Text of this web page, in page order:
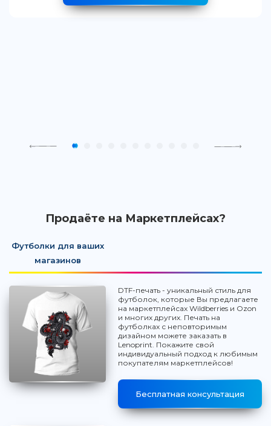
Продаёте на Маркетплейсах?
Футболки для ваших
магазинов
DTF-печать - уникальный стиль для
футболок, которые Вы предлагаете
на маркетплейсах Wildberries и Ozon
и многих других. Печать на
футболках с неповторимым
дизайном можете заказать в
Lenoprint. Покажите свой
индивидуальный подход к любимым
покупателям маркетплейсов!
Бесплатная консультация